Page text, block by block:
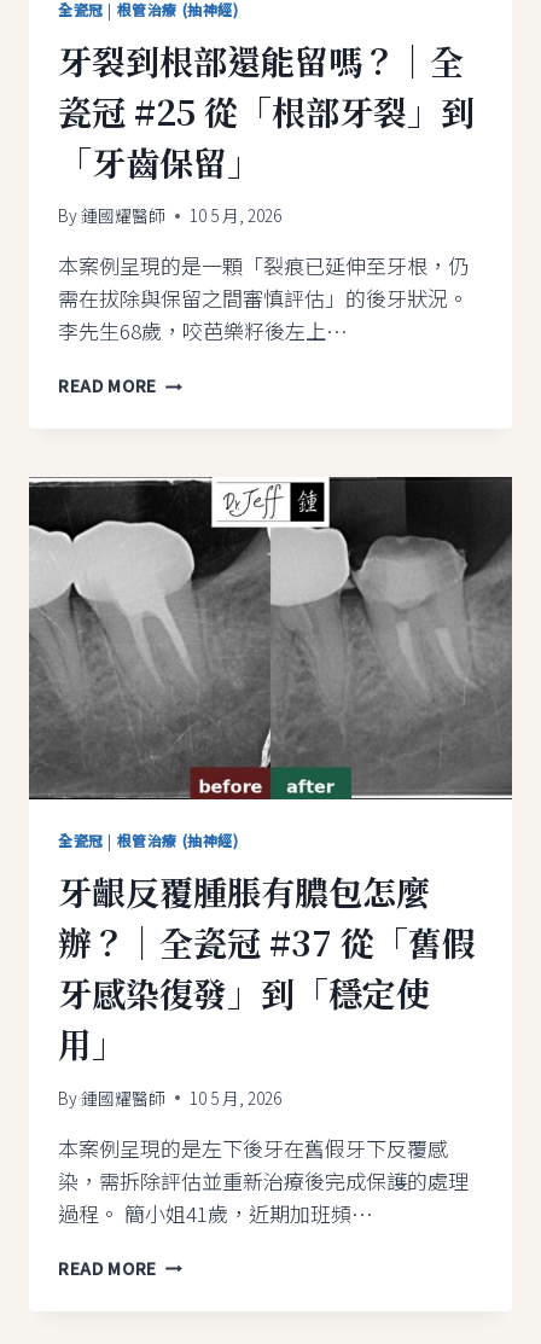
損」
到
「牙
髓
保
留」
全瓷冠 | 根管治療 (抽神經)
牙裂到根部還能留嗎？｜全
瓷冠 #25 從「根部牙裂」到
「牙齒保留」
By鍾國耀醫師 10 5 月, 2026
本案例呈現的是一顆「裂痕已延伸至牙根，仍
需在拔除與保留之間審慎評估」的後牙狀況。
李先生68歲，咬芭樂籽後左上…
READ MORE
到
部
能
嗎？
｜
全
冠
#25
從
「根
裂」
「牙
齒
保
留」
全瓷冠 | 根管治療 (抽神經)
牙齦反覆腫脹有膿包怎麼
辦？｜全瓷冠 #37 從「舊假
牙感染復發」到「穩定使
用」
By鍾國耀醫師 10 5 月, 2026
本案例呈現的是左下後牙在舊假牙下反覆感
染，需拆除評估並重新治療後完成保護的處理
過程。 簡小姐41歲，近期加班頻…
READ MORE
反